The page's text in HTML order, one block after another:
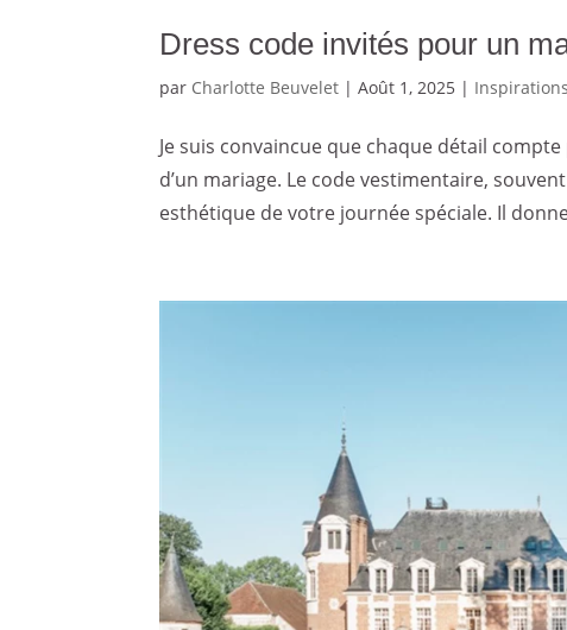
Dress code invités pour un
par Charlotte Beuvelet |Août 1, 2025 |
Je suis convaincue que chaque détail
d’un mariage. Le code vestimentaire,
esthétique de votre journée spéciale. Il